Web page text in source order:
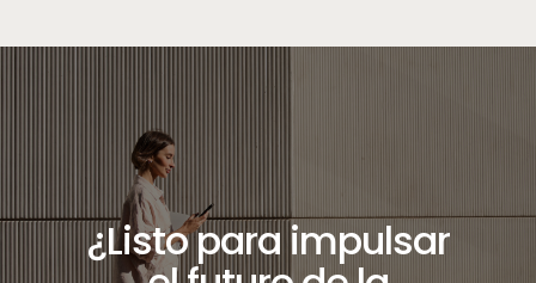
¿Listo para impulsar